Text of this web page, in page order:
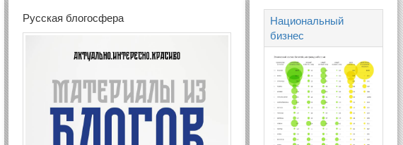
Русская блогосфера
Национальный
бизнес